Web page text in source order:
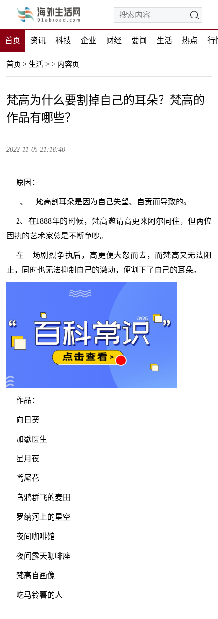
首页 资讯 科技 企业 财经 要闻 生活 热点 行
首页 > 生活 > > 内容页
梵高为什么要割掉自己的耳朵？梵高的
作品有哪些？
2022-11-05 21:18:40
原因：
1、 梵高割耳朵是因为自己失望、自责而导致的。
2、在1888年的时候，梵高邀请高更来阿尔同住，但两位
固执的艺术家总是不断争吵。
在一场剧烈争执后，高更便大怒而去，而梵高又无法阻
止，同时也无法抑制自己的激动，便割下了自己的耳朵。
作品：
向日葵
加歇医生
星月夜
鸢尾花
乌鸦群飞的麦田
罗纳河上的星空
夜间咖啡馆
夜间露天咖啡座
梵高自画像
吃马铃薯的人